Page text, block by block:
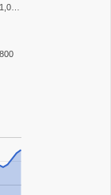
800
1,0…